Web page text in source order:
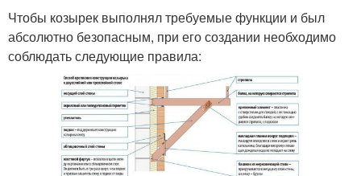
Чтобы козырек выполнял требуемые функции и был
абсолютно безопасным, при его создании необходимо
соблюдать следующие правила: